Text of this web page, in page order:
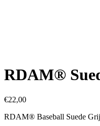
RDAM®
€22,00
RDAM® Baseball Suede